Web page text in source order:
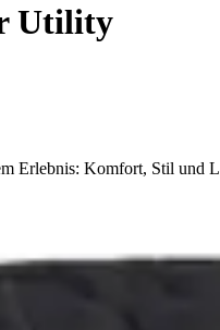
Utility
Erlebnis: Komfort, Stil und